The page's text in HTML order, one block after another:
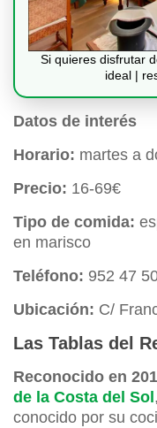
Si quieres disfrutar
ideal |
Datos de interés
Horario: martes a
Precio: 16-69€
Tipo de comida:
en marisco
Teléfono: 952 47
Ubicación: C/
Las Tablas del
Reconocido en
de la Costa del Sol
conocido por su